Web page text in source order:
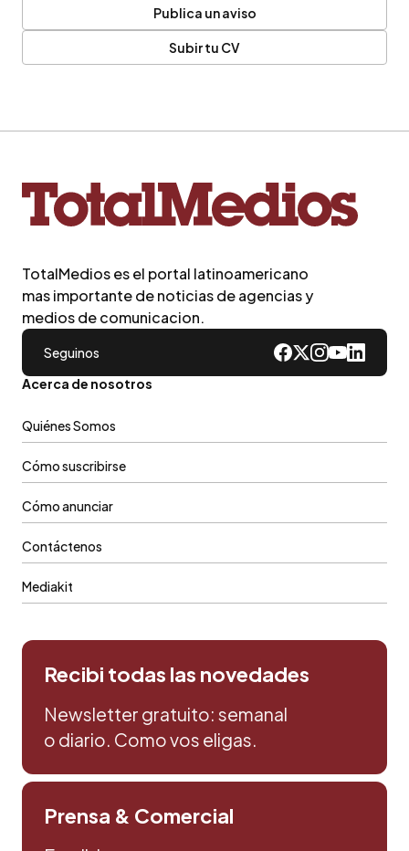
Publica un aviso
Subir tu CV
TotalMedios es el portal latinoamericano
mas importante de noticias de agencias y
medios de comunicacion.
Seguinos
Acerca de nosotros
Quiénes Somos
Cómo suscribirse
Cómo anunciar
Contáctenos
Mediakit
Recibi todas las novedades
Newsletter gratuito: semanal
o diario. Como vos eligas.
Prensa & Comercial